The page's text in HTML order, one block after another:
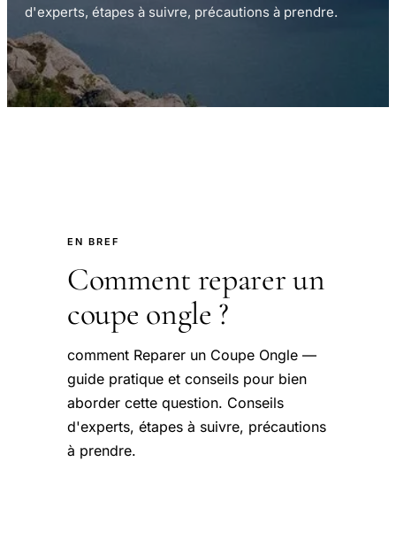
d'experts, étapes à suivre, précautions à prendre.
EN BREF
Comment reparer un
coupe ongle ?
comment Reparer un Coupe Ongle —
guide pratique et conseils pour bien
aborder cette question. Conseils
d'experts, étapes à suivre, précautions
à prendre.